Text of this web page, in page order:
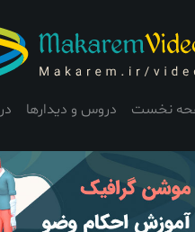
نخست دروس و دیدارها